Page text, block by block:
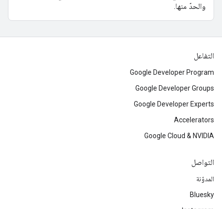
والحدّ منها.
التفاعل
Google Developer Program
Google Developer Groups
Google Developer Experts
Accelerators
Google Cloud & NVIDIA
التواصل
المدوّنة
Bluesky